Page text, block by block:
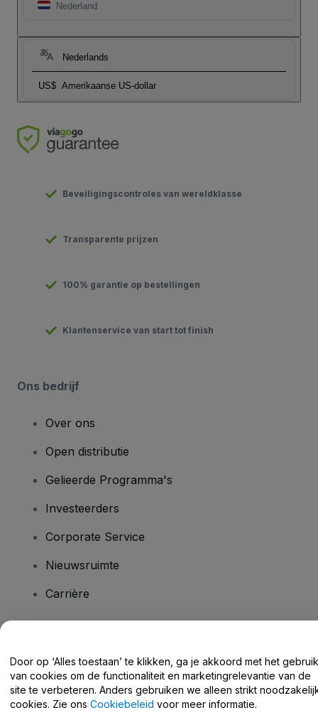
Nederland
Nederlands
US$ Amerikaanse US-dollar
Beveiligingscontroles van wereldklasse
Transparente prijzen
100% garantie op bestellingen
Klantenservice van start tot finish
Ons bedrijf
Over ons
Open distributie
Gelieerde Programma's
Investeerders
Corporate Service
Nieuwsruimte
Carrière
Helpcentrum / Neem Contact Met Ons Op
Door op ‘Alles toestaan’ te klikken, ga je akkoord met het gebruik
van cookies om de functionaliteit en marketingrelevantie van de
site te verbeteren. Anders gebruiken we alleen strikt
cookies. Zie ons Cookiebeleid voor meer informatie.